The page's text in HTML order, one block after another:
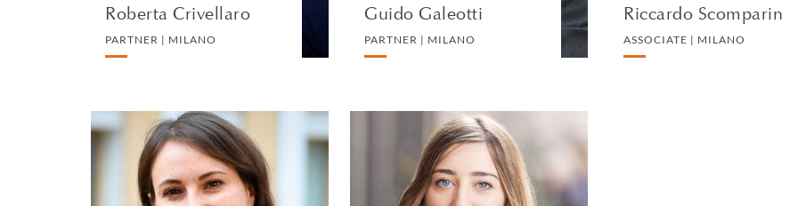
proprietà terriera nel XXI secolo.
Roberta Crivellaro
PARTNER | MILANO
Guido Galeotti
PARTNER | MILANO
Riccardo Scomparin
ASSOCIATE | MILANO
Chiara Gronchi
COUNSEL | MILANO
Valentina Pinna
ASSOCIATE | MILANO